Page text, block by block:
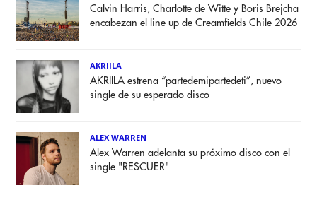
Calvin Harris, Charlotte de Witte y Boris Brejcha
encabezan el line up de Creamfields Chile 2026
AKRIILA
AKRIILA estrena “partedemipartedeti”, nuevo
single de su esperado disco
ALEX WARREN
Alex Warren adelanta su próximo disco con el
single "RESCUER"